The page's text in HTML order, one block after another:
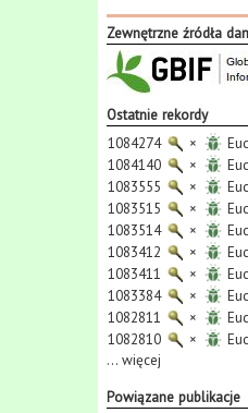
Zewnętrzne źródła
Ostatnie rekordy
1084274
×
1084140
×
1083555
×
1083515
×
1083514
×
1083412
×
1083411
×
1083384
×
1082811
×
1082810
×
... więcej
Powiązane publikacje